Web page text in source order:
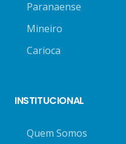
Paranaense
Mineiro
Carioca
INSTITUCIONAL
Quem Somos